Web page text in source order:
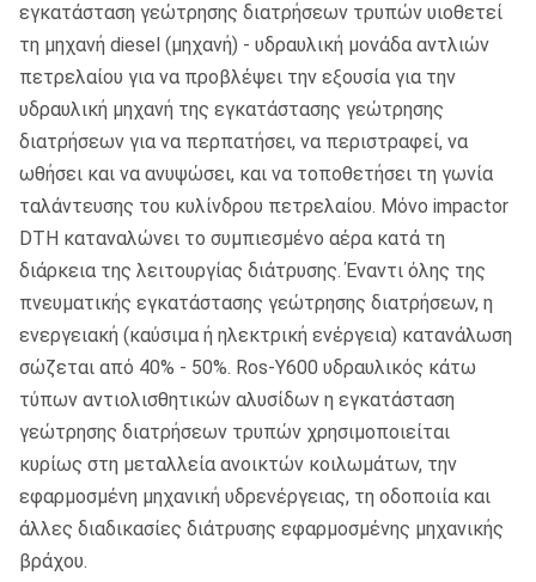
εγκατάσταση γεώτρησης διατρήσεων τρυπών υιοθετεί
τη μηχανή diesel (μηχανή) - υδραυλική μονάδα αντλιών
πετρελαίου για να προβλέψει την εξουσία για την
υδραυλική μηχανή της εγκατάστασης γεώτρησης
διατρήσεων για να περπατήσει, να περιστραφεί, να
ωθήσει και να ανυψώσει, και να τοποθετήσει τη γωνία
ταλάντευσης του κυλίνδρου πετρελαίου. Μόνο impactor
DTH καταναλώνει το συμπιεσμένο αέρα κατά τη
διάρκεια της λειτουργίας διάτρυσης. Έναντι όλης της
πνευματικής εγκατάστασης γεώτρησης διατρήσεων, η
ενεργειακή (καύσιμα ή ηλεκτρική ενέργεια) κατανάλωση
σώζεται από 40% - 50%. Ros-Y600 υδραυλικός κάτω
τύπων αντιολισθητικών αλυσίδων η εγκατάσταση
γεώτρησης διατρήσεων τρυπών χρησιμοποιείται
κυρίως στη μεταλλεία ανοικτών κοιλωμάτων, την
εφαρμοσμένη μηχανική υδρενέργειας, τη οδοποιία και
άλλες διαδικασίες διάτρυσης εφαρμοσμένης μηχανικής
βράχου.